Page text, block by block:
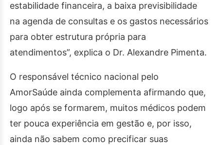
estabilidade financeira, a baixa previsibilidade
na agenda de consultas e os gastos necessários
para obter estrutura própria para
atendimentos”, explica o Dr. Alexandre Pimenta.
O responsável técnico nacional pelo
AmorSaúde ainda complementa afirmando que,
logo após se formarem, muitos médicos podem
ter pouca experiência em gestão e, por isso,
ainda não sabem como precificar suas